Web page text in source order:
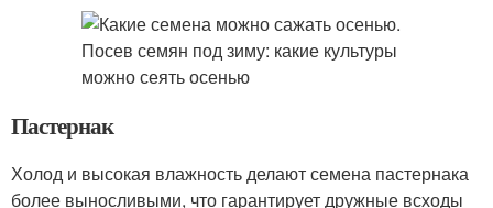
Пастернак
Холод и высокая влажность делают семена пастернака
более выносливыми, что гарантирует дружные всходы